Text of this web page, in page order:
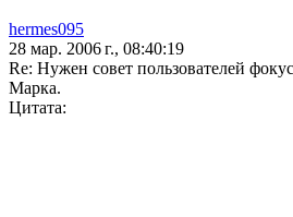
hermes095
28 мар. 2006 г., 08:40:19
Re: Нужен совет пользователей
Марка.
Цитата: